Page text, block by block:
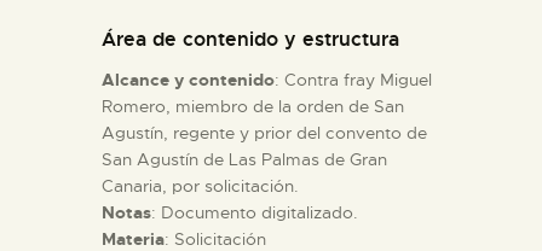
Área de contenido y estructura
Alcance y contenido: Contra fray Miguel
Romero, miembro de la orden de San
Agustín, regente y prior del convento de
San Agustín de Las Palmas de Gran
Canaria, por solicitación.
Notas: Documento digitalizado.
Materia: Solicitación